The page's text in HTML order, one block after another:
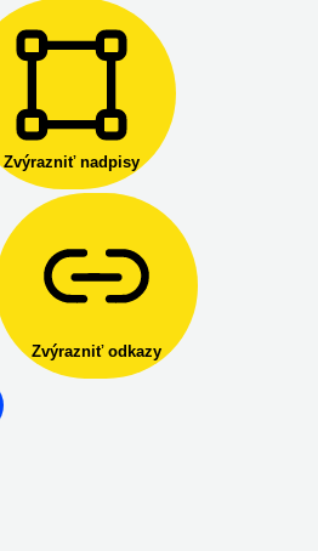
Zvýrazniť nadpisy
Zvýrazniť odkazy